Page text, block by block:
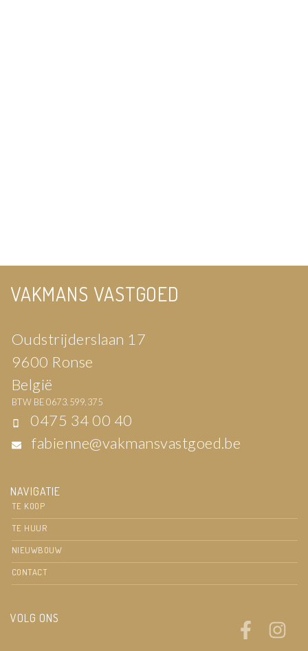
VAKMANS VASTGOED
Oudstrijderslaan 17
9600 Ronse
België
BTW BE 0673.599.375
0475 34 00 40
fabienne@vakmansvastgoed.be
NAVIGATIE
TE KOOP
TE HUUR
NIEUWBOUW
CONTACT
VOLG ONS